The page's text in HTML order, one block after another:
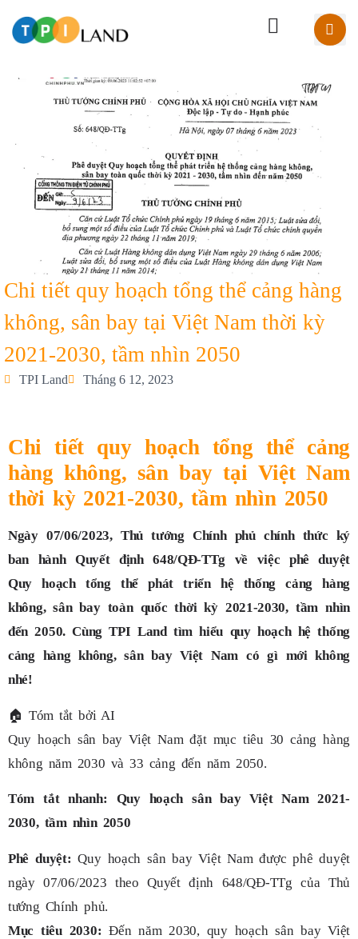
Chi tiết quy hoạch tổng thể cảng hàng
không, sân bay tại Việt Nam thời kỳ
2021-2030, tầm nhìn 2050
TPI Land Tháng 6 12, 2023
Chi tiết quy hoạch tổng thể cảng
hàng không, sân bay tại Việt Nam
thời kỳ 2021-2030, tầm nhìn 2050
Ngày 07/06/2023, Thủ tướng Chính phủ chính thức ký
ban hành Quyết định 648/QĐ-TTg về việc phê duyệt
Quy hoạch tổng thể phát triển hệ thống cảng hàng
không, sân bay toàn quốc thời kỳ 2021-2030, tầm nhìn
đến 2050. Cùng TPI Land tìm hiểu quy hoạch hệ thống
cảng hàng không, sân bay Việt Nam có gì mới không
nhé!
🏠 Tóm tắt bởi AI
Quy hoạch sân bay Việt Nam đặt mục tiêu 30 cảng hàng
không năm 2030 và 33 cảng đến năm 2050.
Tóm tắt nhanh: Quy hoạch sân bay Việt Nam 2021-
2030, tầm nhìn 2050
Phê duyệt: Quy hoạch sân bay Việt Nam được phê duyệt
ngày 07/06/2023 theo Quyết định 648/QĐ-TTg của Thủ
tướng Chính phủ.
Mục tiêu 2030: Đến năm 2030, quy hoạch sân bay Việt